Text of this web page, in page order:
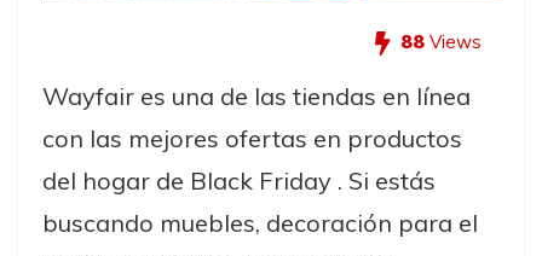
88 Views
Wayfair es una de las tiendas en línea
con las mejores ofertas en productos
del hogar de Black Friday . Si estás
buscando muebles, decoración para el